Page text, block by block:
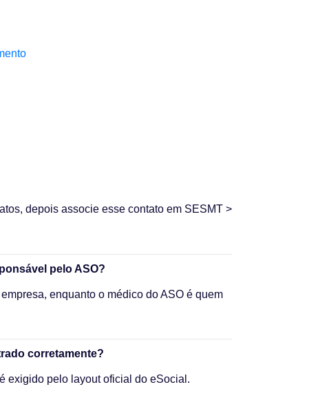
depois associe esse contato em SESMT >
pelo ASO?
enquanto o médico do ASO é quem
corretamente?
exigido pelo layout oficial do eSocial.